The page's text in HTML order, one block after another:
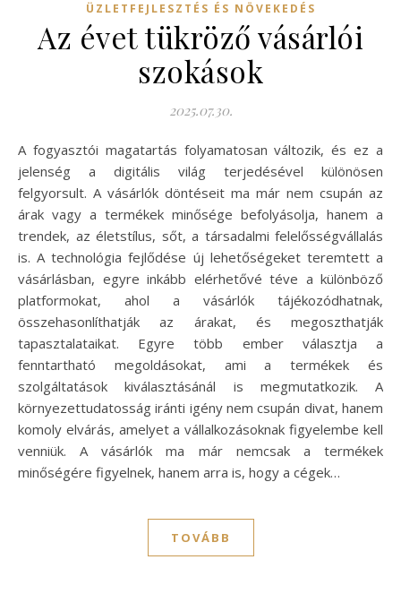
ÜZLETFEJLESZTÉS ÉS NÖVEKEDÉS
Az évet tükröző vásárlói
szokások
2025.07.30.
A fogyasztói magatartás folyamatosan változik, és ez a
jelenség a digitális világ terjedésével különösen
felgyorsult. A vásárlók döntéseit ma már nem csupán az
árak vagy a termékek minősége befolyásolja, hanem a
trendek, az életstílus, sőt, a társadalmi felelősségvállalás
is. A technológia fejlődése új lehetőségeket teremtett a
vásárlásban, egyre inkább elérhetővé téve a különböző
platformokat, ahol a vásárlók tájékozódhatnak,
összehasonlíthatják az árakat, és megoszthatják
tapasztalataikat. Egyre több ember választja a
fenntartható megoldásokat, ami a termékek és
szolgáltatások kiválasztásánál is megmutatkozik. A
környezettudatosság iránti igény nem csupán divat, hanem
komoly elvárás, amelyet a vállalkozásoknak figyelembe kell
venniük. A vásárlók ma már nemcsak a termékek
minőségére figyelnek, hanem arra is, hogy a cégek…
TOVÁBB